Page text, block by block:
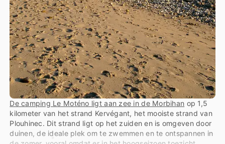
De camping Le Moténo ligt aan zee in de Morbihan op 1,5
kilometer van het strand Kervégant, het mooiste strand van
Plouhinec. Dit strand ligt op het zuiden en is omgeven door
duinen, de ideale plek om te zwemmen en te ontspannen in